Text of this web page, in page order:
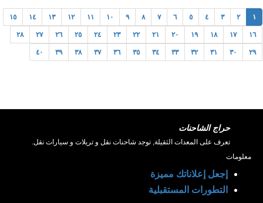
١ ٢ ٣ ٤ ٥ ٦ ٧ ٨ ٩ ١٠ ١١ ١٢ ١٣ ١٤ ١٥
١٦ ١٧ ١٨ ١٩ ٢٠ ٢١ ٢٢ ٢٣ ٢٤ ٢٥ ٢٦ ٢٧ ٢٨
٢٩ ٣٠ ٣١ ٣٢ ٣٣ ٣٤ ٣٥ ٣٦ ٣٧ ٣٨ ٣٩ ٤٠
حراج الشاحنات
تعرف على المعدات الثقيلة, توجد شاحنات نقل و تريلات و سيارات نقل.
معلومات
إجعل إعلاناتك مميزة
التطورات المستقبلية